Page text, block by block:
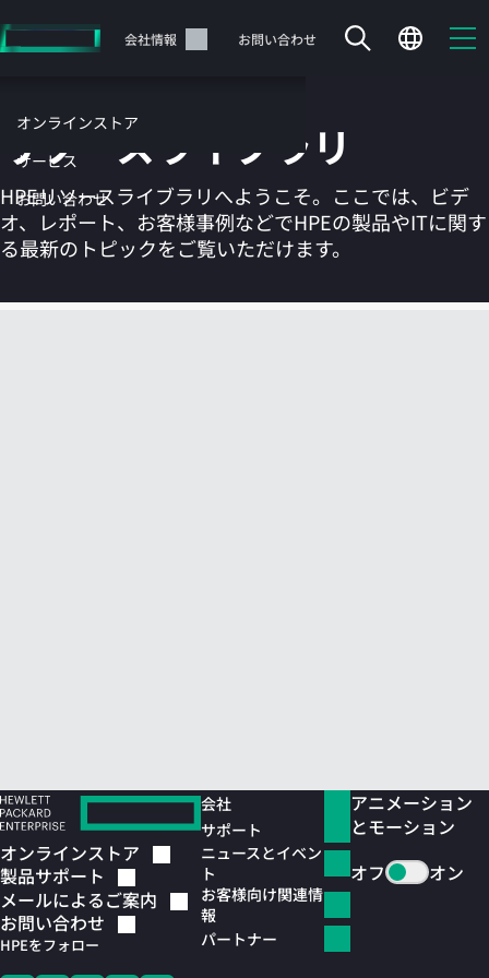
イ
テ
ツ
に
ス
ッ
会社情報 お問い合わせ
オンラインストア
サービス
お問い合わせ
カートは空です
リソースライブラリ
HPEリソースライブラリへようこそ。ここでは、ビデ
オ、レポート、お客様事例などでHPEの製品やITに関す
る最新のトピックをご覧いただけます。
オンラインストア
製品サポート
メールによるご案内
お問い合わせ
HPEをフォロー
会社
サポート
ニュースとイベン
ト
お客様向け関連情
報
パートナー
アニメーション
とモーション
オフ
オン